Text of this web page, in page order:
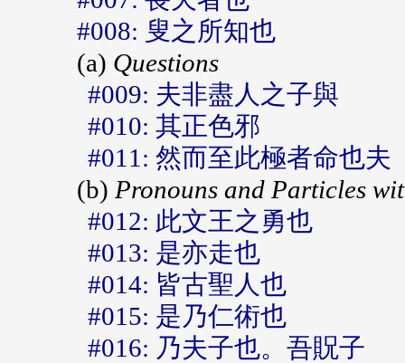
#008: 叟之所知也
(a) Questions
#009: 夫非盡人之子與
#010: 其正色邪
#011: 然而至此極者命也夫
(b) Pronouns and Particles
#012: 此文王之勇也
#013: 是亦走也
#014: 皆古聖人也
#015: 是乃仁術也
#016: 乃夫子也。吾貺子